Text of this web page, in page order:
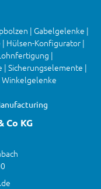
| Gabelgelenke |
Hülsen-Konfigurator |
|
| Sicherungselemente |
Co KG